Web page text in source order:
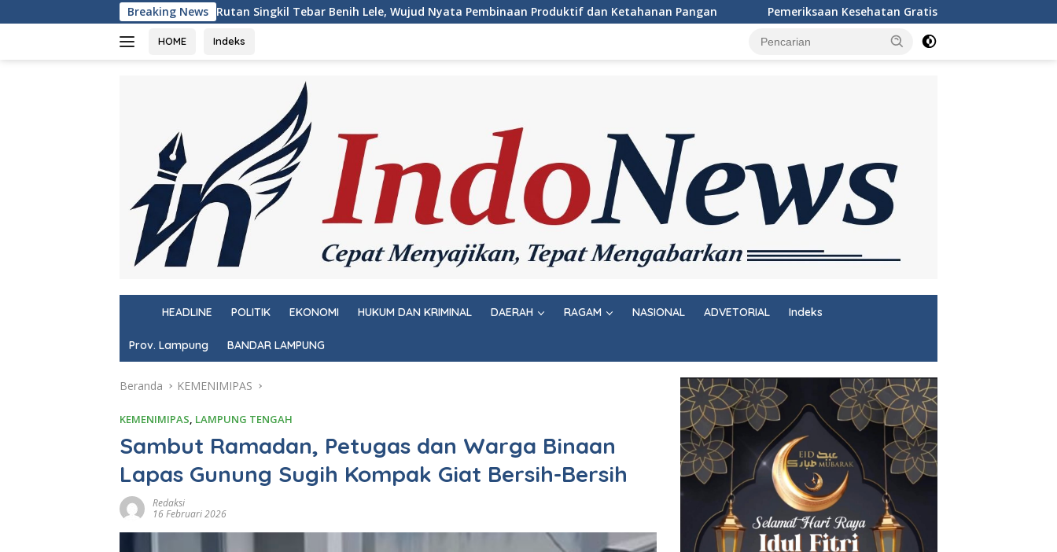
ke
Breaking News
Rutan Singkil Tebar Benih Lele, Wujud Nyata Pembinaan Produktif dan Ketahanan Pangan Pemeriksaan Kesehatan Gratis Warnai Peringatan HUT Ke-81 RI di Rutan Singkil
HOME Indeks
e
HEADLINE POLITIK EKONOMI HUKUM DAN KRIMINAL DAERAH RAGAM NASIONAL ADVETORIAL Indeks
Prov. Lampung BANDAR LAMPUNG
Beranda KEMENIMIPAS
KEMENIMIPAS, LAMPUNG TENGAH
Sambut Ramadan, Petugas dan Warga Binaan
Lapas Gunung Sugih Kompak Giat Bersih-Bersih
Redaksi
16 Februari 2026